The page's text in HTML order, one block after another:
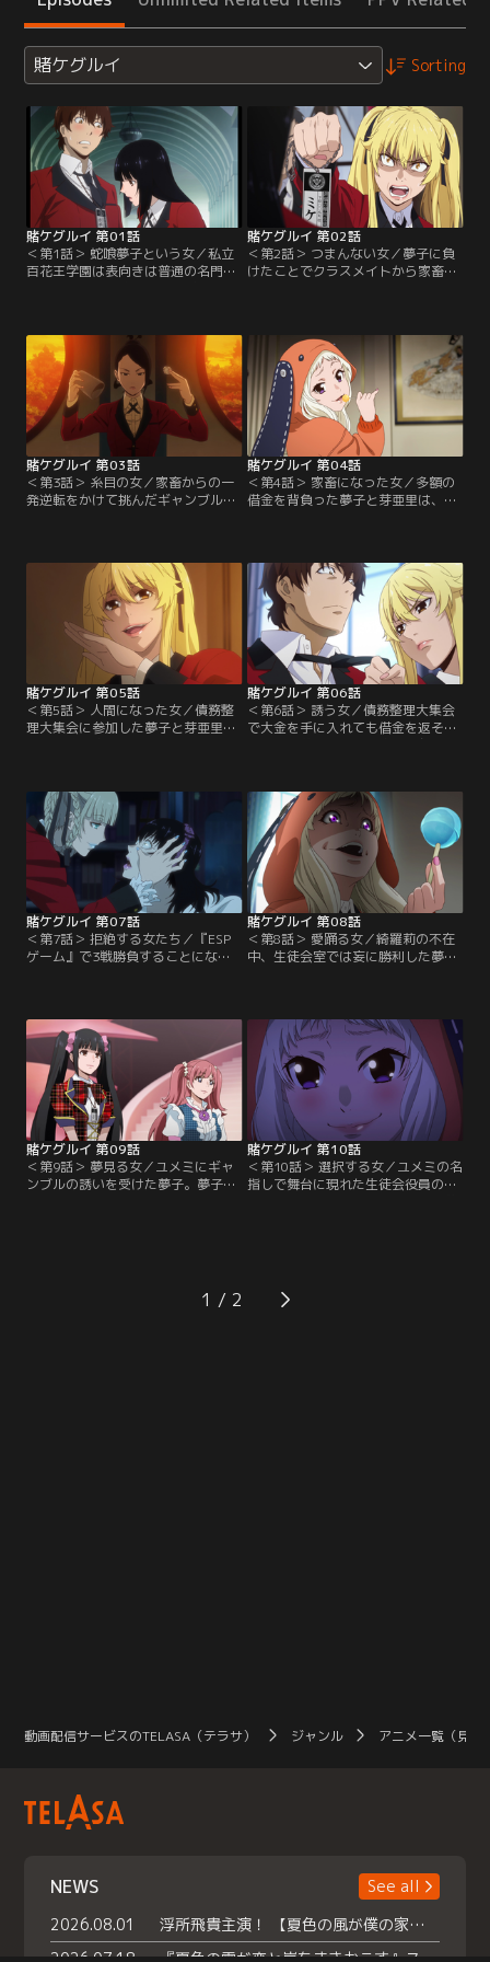
賭ケグルイ Sorting
賭ケグルイ 第01話
＜第1話＞ 蛇喰夢子という女／私立
百花王学園は表向きは普通の名門校
ブルが強い早乙女芽亜里から家畜の
ような扱いを受けていた。そんな鈴
井のクラスに、黒髪の美少女・蛇喰
夢子が転校してくる。まだ学園の掟
を知らない夢子に対し、さっそく芽
亜里は…。
賭ケグルイ 第02話
＜第2話＞ つまんない女／夢子に負
けたことでクラスメイトから家畜の
り、彼女が率いる生徒会は学園最強
のギャンブル集団だと夢子に語る。
しかし少しも怖がる様子を見せない
夢子。そんな彼女の活躍を聞きつけ
た1年生の生徒会役員・皇伊月
が…。
賭ケグルイ 第03話
＜第3話＞ 糸目の女／家畜からの一
発逆転をかけて挑んだギャンブル
同じギャンブルで百合子と一戦交え
ることに。追い詰められた芽亜里を
標的にする百合子は「人間として下
の下」だと夢子が挑発すると、怒り
の表情を見せる百合子。そして白熱
する勝負が佳境を迎えたとき…。
賭ケグルイ 第04話
＜第4話＞ 家畜になった女／多額の
借金を背負った夢子と芽亜里は、生
が夢子に目をつけ、いやらしい命令
に従わせようとする。そんな折、生
徒会主催の債務整理大集会が開催さ
れることに。借金返済をかけて4人1
組で行われる『二枚インディアンポ
ーカー』に…。
賭ケグルイ 第05話
＜第5話＞ 人間になった女／債務整
理大集会に参加した夢子と芽亜里
のギャンブルに参加した木渡は家畜
から搾取してやると豪語していた
が、夢子と芽亜里の巧みなブラフに
翻弄されチップを減らしていく。そ
してゲームが進むにつれ、勝負の行
方は木渡と組んで…。
賭ケグルイ 第06話
＜第6話＞ 誘う女／債務整理大集会
で大金を手に入れても借金を返そう
としない夢子。彼女は家畜に与えら
しかし夢子に執心する美化委員・生
志摩妄が突然現れ、『ESPゲーム』
というギャンブルを持ちかける。命
賭けのギャンブルを喜々として受け
る夢子。彼女の身を案じる鈴井だ
が……。
賭ケグルイ 第07話
＜第7話＞ 拒絶する女たち／『ESP
ゲーム』で3戦勝負することになっ
を引く。なぜそれほどまで命がけの
ギャンブルを求めるのかを夢子に尋
ねられると、妄は綺羅莉とギャンブ
ルで対決した時の記憶を、恍惚とし
た笑みを浮かべながら語り始めた。
賭ケグルイ 第08話
＜第8話＞ 愛踊る女／綺羅莉の不在
中、生徒会室では妄に勝利した夢子
りをあげ、会計の豆生田楓が彼女の
補佐を引き受ける。ユメミは『一流
アイドル決定戦 バトっていいと
も！』というギャンブル対決を夢子
に申し込み、ユメミが勝った場合
は…。
賭ケグルイ 第09話
＜第9話＞ 夢見る女／ユメミにギャ
ンブルの誘いを受けた夢子。夢子は
物とは？ユメミが用意したギャンブ
ル『一流アイドル決定戦 バトってい
賭ケグルイ 第10話
＜第10話＞ 選択する女／ユメミの名
指しで舞台に現れた生徒会役員の豆
役が勝つか、賭け金を多く積んだ方
が選択できるというルールを説明す
1
動画配信サービスのTELASA（テラサ） ジャンル アニメ一覧（見放
NEWS
See all
2026.08.01
浮所飛貴主演！ 【夏色の風が僕の家にやってきた】 本日よりテラサで独占配信スタート！